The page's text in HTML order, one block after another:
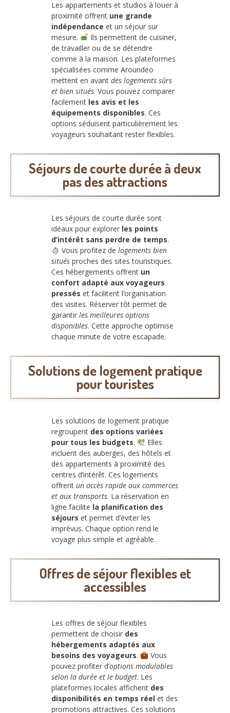
Les appartements et studios à louer à
proximité offrent une grande
indépendance et un séjour sur
mesure.
Ils permettent de cuisiner,
de travailler ou de se détendre
comme à la maison. Les plateformes
spécialisées comme Aroundeo
mettent en avant des logements sûrs
et bien situés. Vous pouvez comparer
facilement les avis et les
équipements disponibles. Ces
options séduisent particulièrement les
voyageurs souhaitant rester flexibles.
Séjours de courte durée à deux
pas des attractions
Les séjours de courte durée sont
idéaux pour explorer les points
d’intérêt sans perdre de temps.
Vous profitez de logements bien
situés proches des sites touristiques.
Ces hébergements offrent un
confort adapté aux voyageurs
pressés et facilitent l’organisation
des visites. Réserver tôt permet de
garantir les meilleures options
disponibles. Cette approche optimise
chaque minute de votre escapade.
Solutions de logement pratique
pour touristes
Les solutions de logement pratique
regroupent des options variées
pour tous les budgets.
Elles
incluent des auberges, des hôtels et
des appartements à proximité des
centres d’intérêt. Ces logements
offrent un accès rapide aux commerces
et aux transports. La réservation en
ligne facilite la planification des
séjours et permet d’éviter les
imprévus. Chaque option rend le
voyage plus simple et agréable.
Offres de séjour flexibles et
accessibles
Les offres de séjour flexibles
permettent de choisir des
hébergements adaptés aux
besoins des voyageurs.
Vous
pouvez profiter d’options modulables
selon la durée et le budget. Les
plateformes locales affichent des
disponibilités en temps réel et des
promotions attractives. Ces solutions